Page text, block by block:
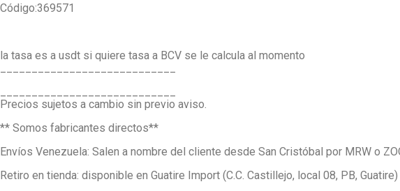
Código:369571
la tasa es a usdt si quiere tasa a BCV se le calcula al momento
Precios sujetos a cambio sin previo aviso.
** Somos fabricantes directos**
Envíos Venezuela: Salen a nombre del cliente desde San Cristóbal por MRW o
Retiro en tienda: disponible en Guatire Import (C.C. Castillejo, local 08, PB,